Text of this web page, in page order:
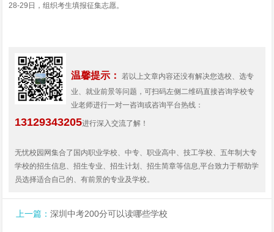
28-29日，组织考生填报征集志愿。
温馨提示：
若以上文章内容还没有解决您选校、选专
业、就业前景等问题，可扫码左侧二维码直接咨询学校专
业老师进行一对一咨询或咨询平台热线：
13129343205进行深入交流了解！
无忧校园网集合了国内职业学校、中专、职业高中、技工学校、五年制大专
学校的招生信息、招生专业、招生计划、招生简章等信息,平台致力于帮助学
员选择适合自己的、有前景的专业及学校。
上一篇：深圳中考200分可以读哪些学校